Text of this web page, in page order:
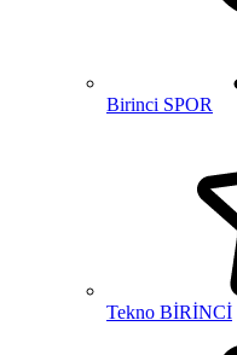
Birinci SPOR
Tekno BİRİNCİ